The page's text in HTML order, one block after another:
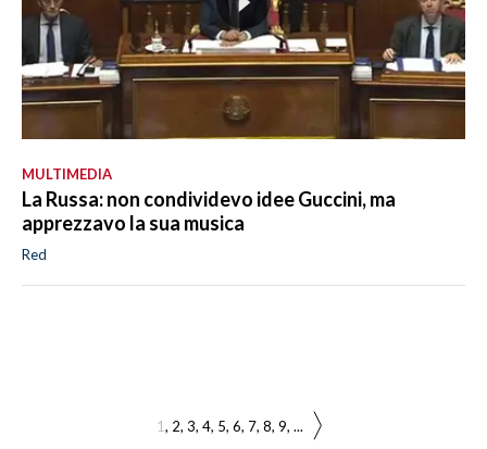
MULTIMEDIA
La Russa: non condividevo idee Guccini, ma
apprezzavo la sua musica
Red
1 2 3 4 5 6 7 8 9 ...